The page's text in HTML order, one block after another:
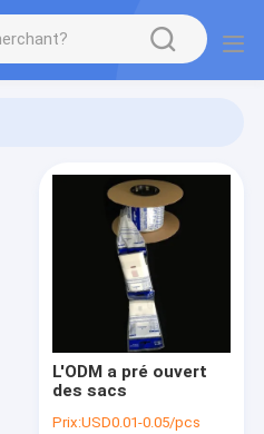
L'ODM a pré ouvert
des sacs
Prix:USD0.01-0.05/pcs